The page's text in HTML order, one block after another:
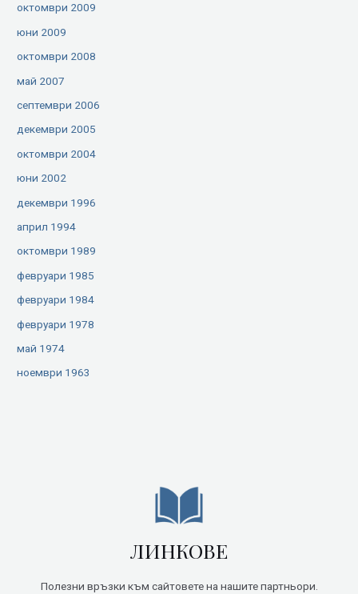
октомври 2009
юни 2009
октомври 2008
май 2007
септември 2006
декември 2005
октомври 2004
юни 2002
декември 1996
април 1994
октомври 1989
февруари 1985
февруари 1984
февруари 1978
май 1974
ноември 1963
ЛИНКОВЕ
Полезни връзки към сайтовете на нашите партньори.